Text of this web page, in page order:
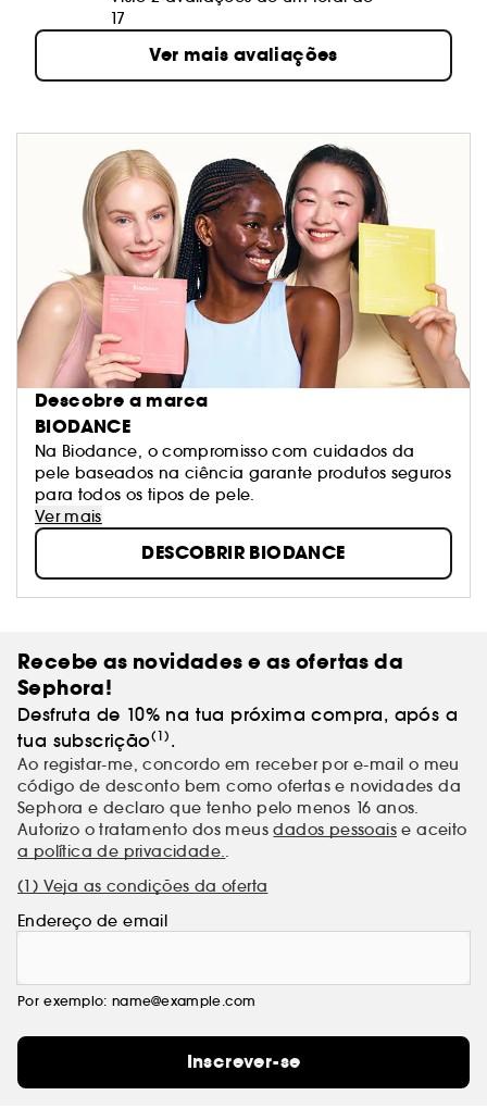
17
Ver mais avaliações
Descobre a marca
BIODANCE
Na Biodance, o compromisso com cuidados da
pele baseados na ciência garante produtos seguros
para todos os tipos de pele.
Ver mais
DESCOBRIR BIODANCE
Recebe as novidades e as ofertas da
Sephora!
Desfruta de 10% na tua próxima compra, após a
tua subscrição(1) .
Ao registar-me, concordo em receber por e-mail o meu
código de desconto bem como ofertas e novidades da
Sephora e declaro que tenho pelo menos 16 anos.
Autorizo o tratamento dos meusdados pessoais e aceito
a política de privacidade..
(1) Veja as condições da oferta
Endereço de email
Por exemplo: name@example.com
Inscrever-se